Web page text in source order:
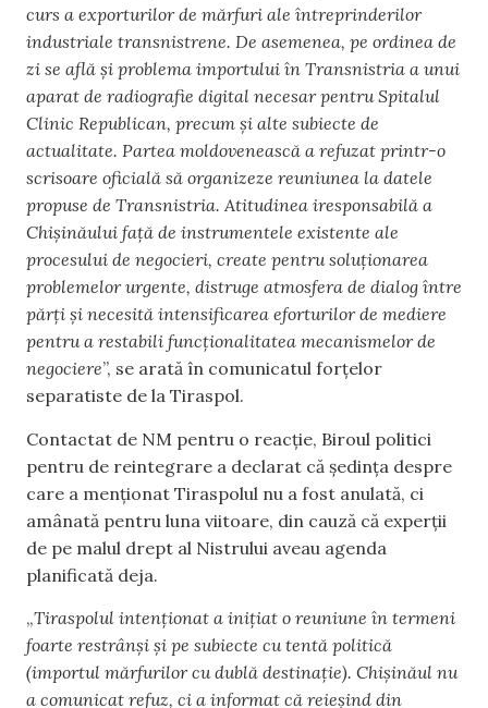
curs a exporturilor de mărfuri ale întreprinderilor
industriale transnistrene. De asemenea, pe ordinea de
zi se află și problema importului în Transnistria a unui
aparat de radiografie digital necesar pentru Spitalul
Clinic Republican, precum și alte subiecte de
actualitate. Partea moldovenească a refuzat printr-o
scrisoare oficială să organizeze reuniunea la datele
propuse de Transnistria. Atitudinea iresponsabilă a
Chișinăului față de instrumentele existente ale
procesului de negocieri, create pentru soluționarea
problemelor urgente, distruge atmosfera de dialog între
părți și necesită intensificarea eforturilor de mediere
pentru a restabili funcționalitatea mecanismelor de
negociere”, se arată în comunicatul forțelor
separatiste de la Tiraspol.
Contactat de NM pentru o reacție, Biroul politici
pentru de reintegrare a declarat că ședința despre
care a menționat Tiraspolul nu a fost anulată, ci
amânată pentru luna viitoare, din cauză că experții
de pe malul drept al Nistrului aveau agenda
planificată deja.
„Tiraspolul intenționat a inițiat o reuniune în termeni
foarte restrânși și pe subiecte cu tentă politică
(importul mărfurilor cu dublă destinație). Chișinăul nu
a comunicat refuz, ci a informat că reieșind din